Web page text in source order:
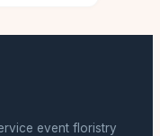
event floristry